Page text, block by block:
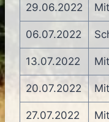
29.06.2022
06.07.2022
13.07.2022
20.07.2022
27.07.2022